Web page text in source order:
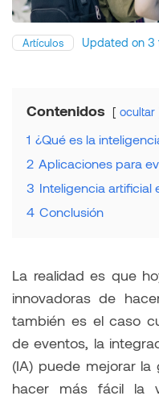
Artículos Updated on 3
Contenidos ocultar
1 ¿Qué es la
2 Aplicaciones para
3 Inteligencia artificial
4 Conclusión
La realidad es que
innovadoras de
también es el caso
de eventos, la
(IA) puede mejorar
hacer más fácil la